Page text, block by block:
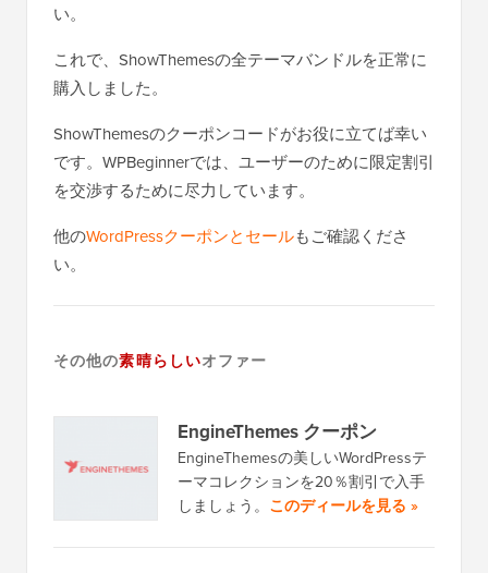
い。
これで、ShowThemesの全テーマバンドルを正常に
購入しました。
ShowThemesのクーポンコードがお役に立てば幸い
です。WPBeginnerでは、ユーザーのために限定割引
を交渉するために尽力しています。
他のWordPressクーポンとセールもご確認くださ
い。
その他の素晴らしいオファー
EngineThemes クーポン
EngineThemesの美しいWordPressテ
ーマコレクションを20％割引で入手
しましょう。 このディールを見る »